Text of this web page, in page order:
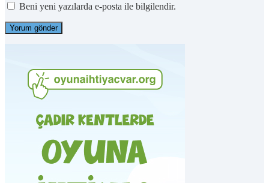
Beni yeni yazılarda e-posta ile bilgilendir.